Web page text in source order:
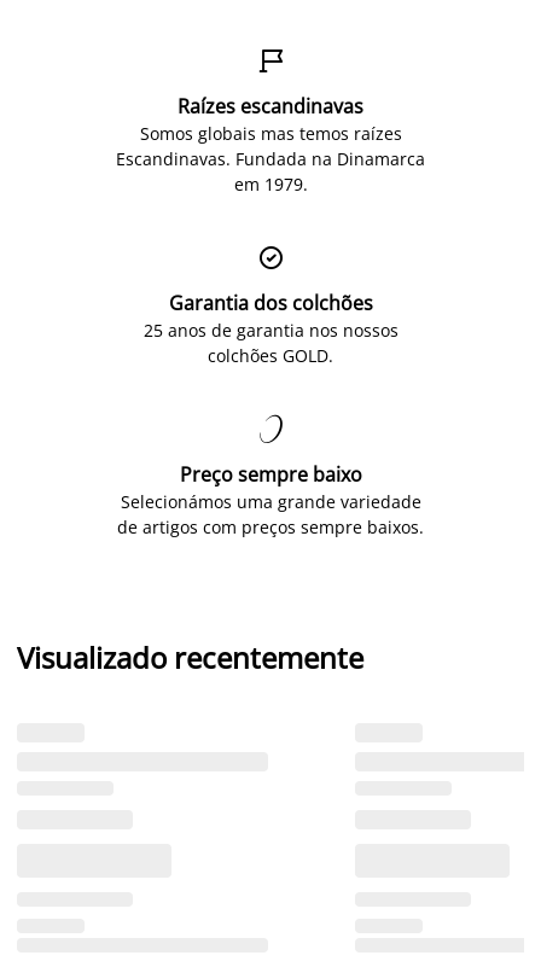

Raízes escandinavas
Somos globais mas temos raízes
Escandinavas. Fundada na Dinamarca
em 1979.

Garantia dos colchões
25 anos de garantia nos nossos
colchões GOLD.

Preço sempre baixo
Selecionámos uma grande variedade
de artigos com preços sempre baixos.
Visualizado recentemente